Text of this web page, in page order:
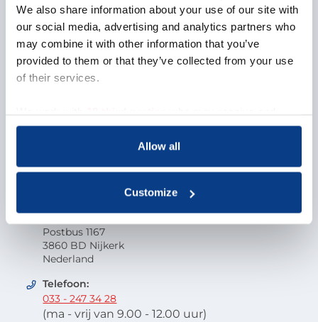
We also share information about your use of our site with
our social media, advertising and analytics partners who
may combine it with other information that you’ve
provided to them or that they’ve collected from your use
of their services.
process your information.
Allow all
Customize
Missie en visie
Organisatie
EMCC Global
Beroepscode
Contactgegevens
Postbus 1167
3860 BD Nijkerk
Nederland
Telefoon:
033 - 247 34 28
(ma - vrij van 9.00 - 12.00 uur)